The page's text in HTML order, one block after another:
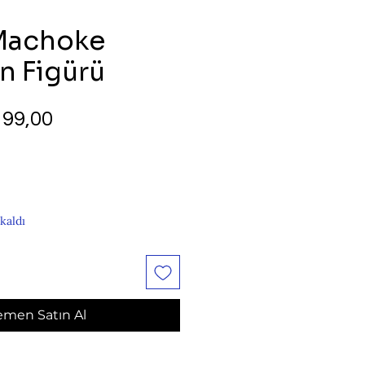
Figürü
Satın Al